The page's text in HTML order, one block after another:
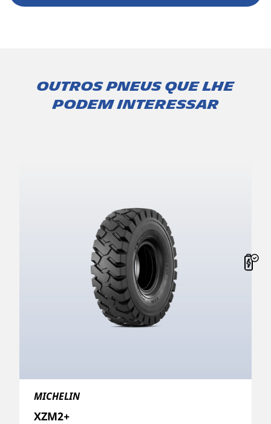
Outros pneus que lhe
podem interessar
MICHELIN
XZM2+